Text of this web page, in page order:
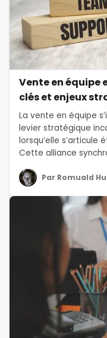
Vente en équipe
clés et enjeux
La vente en équipe
levier stratégique
lorsqu’elle
Cette alliance
Par Romuald